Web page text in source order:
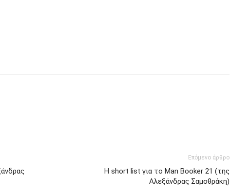
Επόμενο άρθρο
H short list για το Man Booker 21 (της
Αλεξάνδρας Σαμοθράκη)